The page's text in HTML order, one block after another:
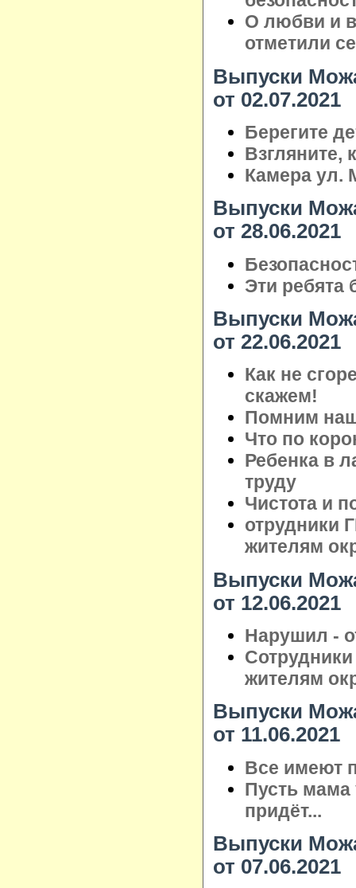
О любви и
отметили
Выпуски
от 02.07.2021
Берегите
Взгляните,
Камера ул.
Выпуски
от 28.06.2021
Эти ребята
Выпуски
от 22.06.2021
Как не
скажем!
Помним
Что по
Ребенка в
труду
Чистота и
отрудники
жителям
Выпуски
от 12.06.2021
Нарушил -
жителям
Выпуски
от 11.06.2021
Все имеют
Пусть
придёт...
Выпуски
от 07.06.2021